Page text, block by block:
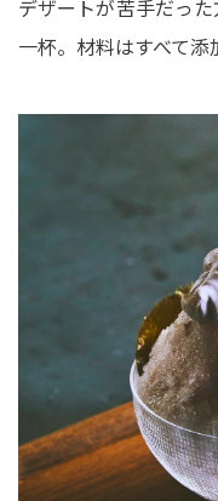
デザートが苦手だっ
一杯。材料はすべて添